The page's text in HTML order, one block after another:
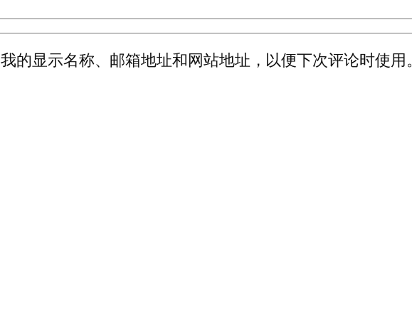
的显示名称、邮箱地址和网站地址，以便下次评论时使用。